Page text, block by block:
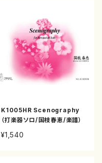
K1005HR Scenography
（打楽器ソロ/国枝春恵/楽譜）
¥1,540